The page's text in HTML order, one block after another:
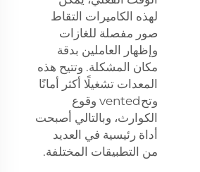
لهذه الكاميرات التقاط
صور مفصلة للغازات
وإظهار العاملين بدقة
مكان المشكلة. وتتيح هذه
المعدات تشغيلًا أكثر أمانًا
وتحvented وقوع
الكوارث، وبالتالي أصبحت
أداة رئيسية في العديد
من التطبيقات المختلفة.